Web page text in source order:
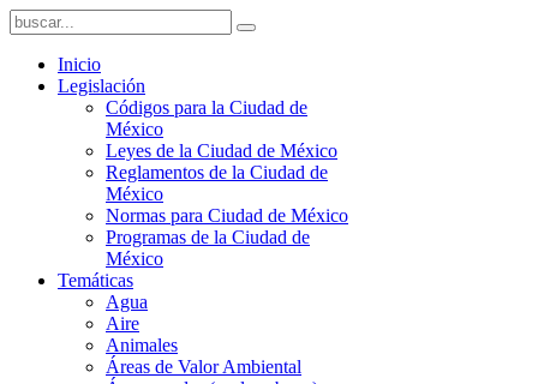
Inicio
Legislación
Códigos para la Ciudad de
México
Leyes de la Ciudad de México
Reglamentos de la Ciudad de
México
Normas para Ciudad de México
Programas de la Ciudad de
México
Temáticas
Agua
Aire
Animales
Áreas de Valor Ambiental